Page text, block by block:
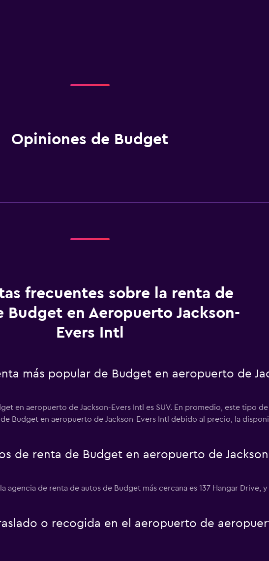
Opiniones de Budget
frecuentes sobre la renta de
Budget en Aeropuerto Jackson-
Evers Intl
más popular de Budget en aeropuerto de
en aeropuerto de Jackson-Evers Intl es SUV. En promedio, este tipo
Budget en aeropuerto de Jackson-Evers Intl debido al precio, la
de renta de Budget en aeropuerto de
agencia de renta de autos de Budget más cercana es 137 Hangar Drive, y
o recogida en el aeropuerto de